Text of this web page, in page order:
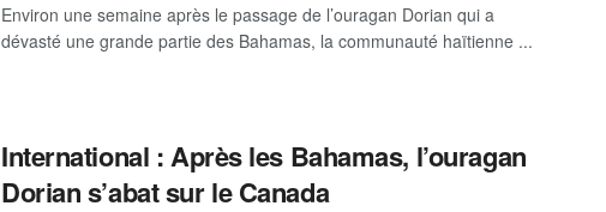
Environ une semaine après le passage de l’ouragan Dorian qui a
dévasté une grande partie des Bahamas, la communauté haïtienne ...
International : Après les Bahamas, l’ouragan
Dorian s’abat sur le Canada